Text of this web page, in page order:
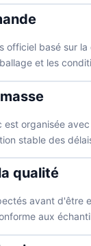
officiel basé sur la
et les
est organisée
stable des
qualité
avant d'être
aux